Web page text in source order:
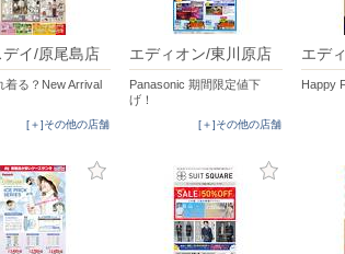
イ/原尾島店
着る？New Arrival
[＋]その他の店舗
エディオン/東川原店
Panasonic 期間限定値下
げ！
[＋]その他の店舗
エデ
Happy